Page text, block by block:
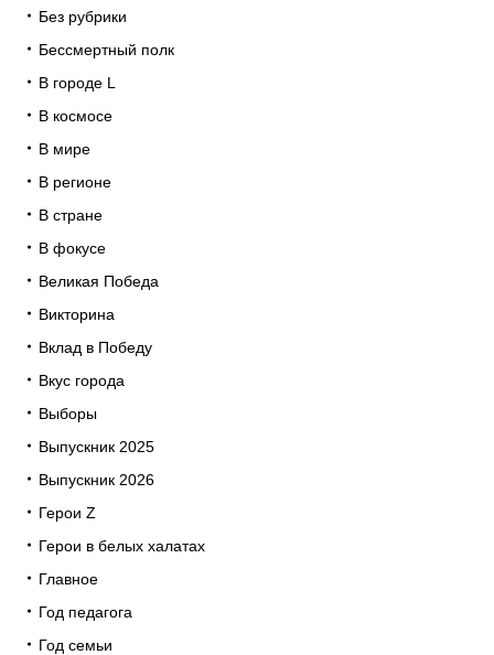
Без рубрики
Бессмертный полк
В городе L
В космосе
В мире
В регионе
В стране
В фокусе
Великая Победа
Викторина
Вклад в Победу
Вкус города
Выборы
Выпускник 2025
Выпускник 2026
Герои Z
Герои в белых халатах
Главное
Год педагога
Год семьи